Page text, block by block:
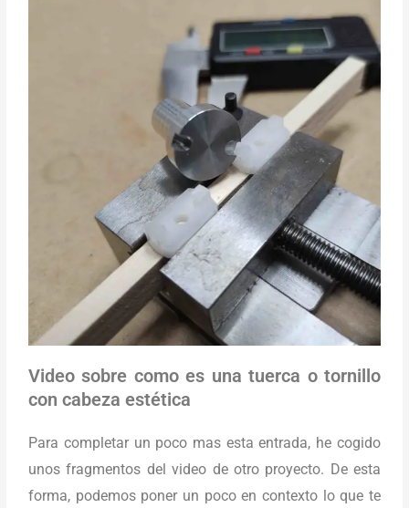
Video sobre como es una tuerca o tornillo
con cabeza estética
Para completar un poco mas esta entrada, he cogido
unos fragmentos del video de otro proyecto. De esta
forma, podemos poner un poco en contexto lo que te